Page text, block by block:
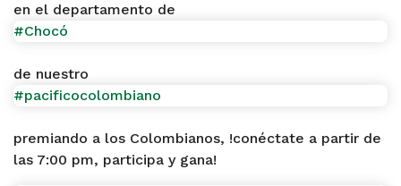
en el departamento de
#Chocó
de nuestro
#pacificocolombiano
premiando a los Colombianos, !conéctate a partir de
las 7:00 pm, participa y gana!